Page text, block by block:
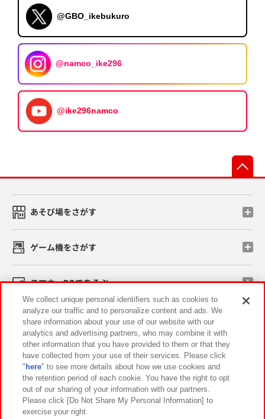
@GBO_ikebukuro
@namco_ike296
@ike296namco
あそび場をさがす
ゲーム機をさがす
スマホ・PCであそぶ
イベント・キャンペーン
関連会社 サステナビリティ サイトポリシー
プライバシーポリシー ウェブアクセシビリティ方針と検証結果
お取引先さまとともに
We collect unique personal identifiers such as cookies to
analyze our traffic and to personalize content and ads. We
share information about your use of our website with our
analytics and advertising partners, who may combine it with
other information that you have provided to them or that they
have collected from your use of their services. Please click
" here" to see more details about how we use cookies and
the retention period of each cookie. You have the right to opt
out of our sharing of your information with our partners.
Please click [Do Not Share My Personal Information] to
exercise your right.